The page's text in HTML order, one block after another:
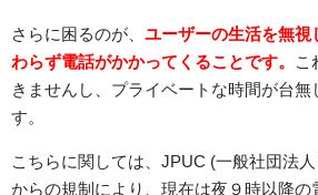
さらに困るのが、 ユーザーの生活を無視
わらず電話がかかってくることです。
こ
きませんし、プライベートな時間が台無
す。
こちらに関しては、JPUC (一般社団法
からの規制により、現在は夜９時以降の